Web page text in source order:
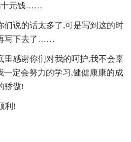
十元钱……
们说的话太多了,可是写到这的时
写下去了……
里感谢你们对我的呵护,我不会辜
一定会努力的学习,健健康康的成
骄傲!
利!